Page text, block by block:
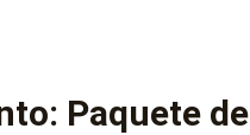
Paquete de